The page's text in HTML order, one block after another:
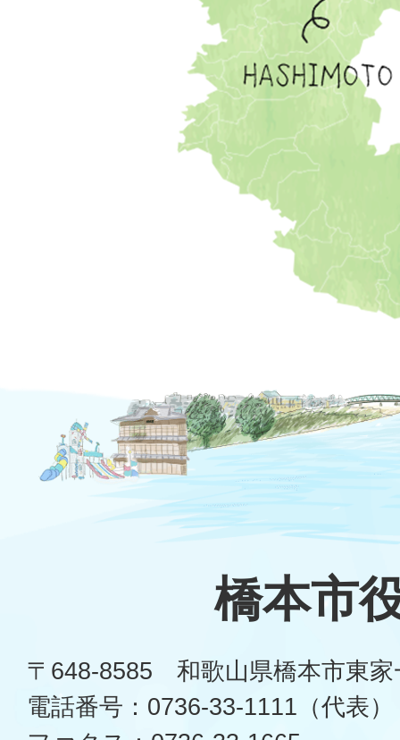
橋本市
〒648-8585 和歌山県橋本市東家
電話番号：0736-33-1111（代表）